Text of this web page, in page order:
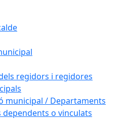
regidors i regidores
municipal / Departaments
dependents o vinculats